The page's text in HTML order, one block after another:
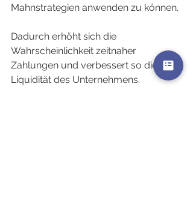
Mahnstrategien anwenden zu können.
Dadurch erhöht sich die
Wahrscheinlichkeit zeitnaher
Zahlungen und verbessert so die
Liquidität des Unternehmens.